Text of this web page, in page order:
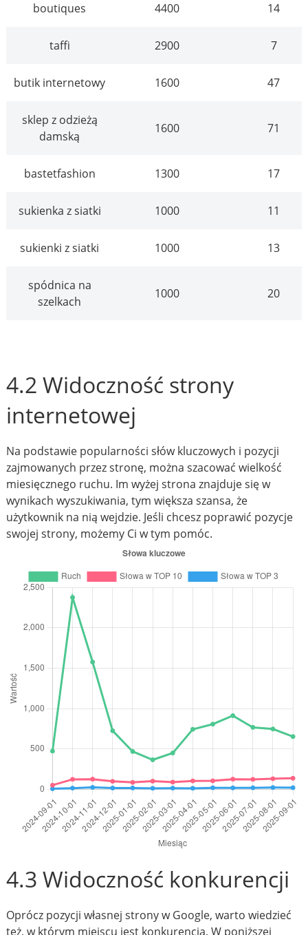
boutiques 4400 14
taffi 2900 7
butik internetowy 1600 47
sklep z odzieżą
damską
1600 71
bastetfashion 1300 17
sukienka z siatki 1000 11
sukienki z siatki 1000 13
spódnica na
szelkach
1000 20
4.2 Widoczność strony
internetowej
Na podstawie popularności słów kluczowych i pozycji
zajmowanych przez stronę, można szacować wielkość
miesięcznego ruchu. Im wyżej strona znajduje się w
wynikach wyszukiwania, tym większa szansa, że
użytkownik na nią wejdzie. Jeśli chcesz poprawić pozycje
swojej strony, możemy Ci w tym pomóc.
4.3 Widoczność konkurencji
Oprócz pozycji własnej strony w Google, warto wiedzieć
też, w którym miejscu jest konkurencja. W poniższej